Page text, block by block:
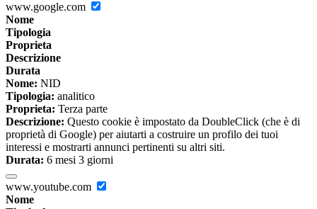
www.google.com
Nome
Tipologia
Proprieta
Descrizione
Durata
Nome: NID
Tipologia: analitico
Proprieta: Terza parte
Descrizione: Questo cookie è impostato da DoubleClick (che è di
proprietà di Google) per aiutarti a costruire un profilo dei tuoi
interessi e mostrarti annunci pertinenti su altri siti.
Durata: 6 mesi 3 giorni
www.youtube.com
Nome